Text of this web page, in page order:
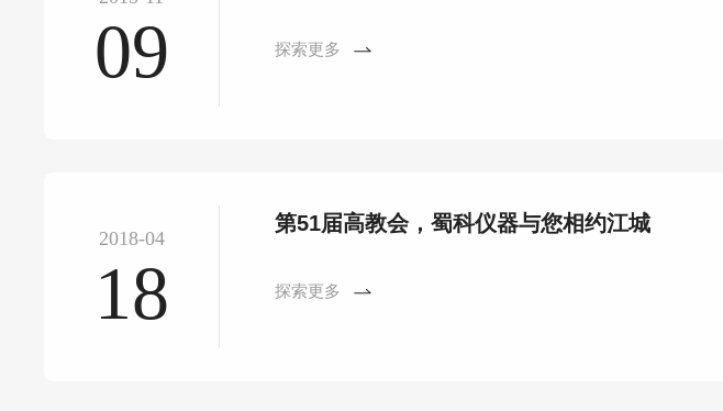
09 探索更多
2018-04
18
第51届高教会，蜀科仪器与您相约江城
探索更多